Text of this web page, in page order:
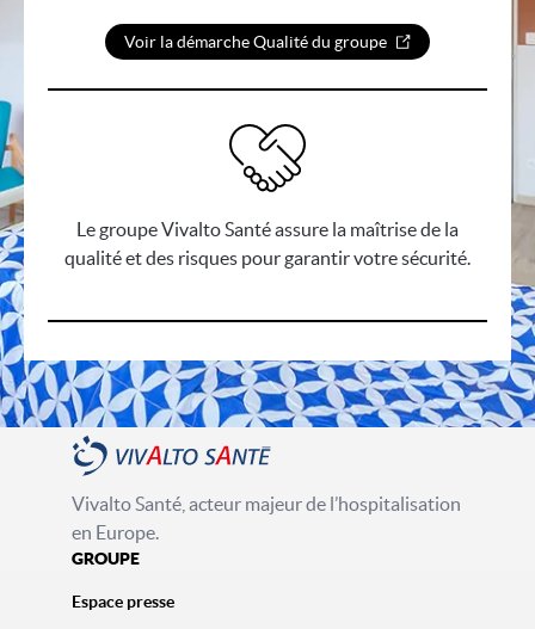
Voir la démarche Qualité du groupe
Le groupe Vivalto Santé assure la maîtrise de la
qualité et des risques pour garantir votre sécurité.
Vivalto Santé, acteur majeur de l’hospitalisation
en Europe.
GROUPE
Espace presse